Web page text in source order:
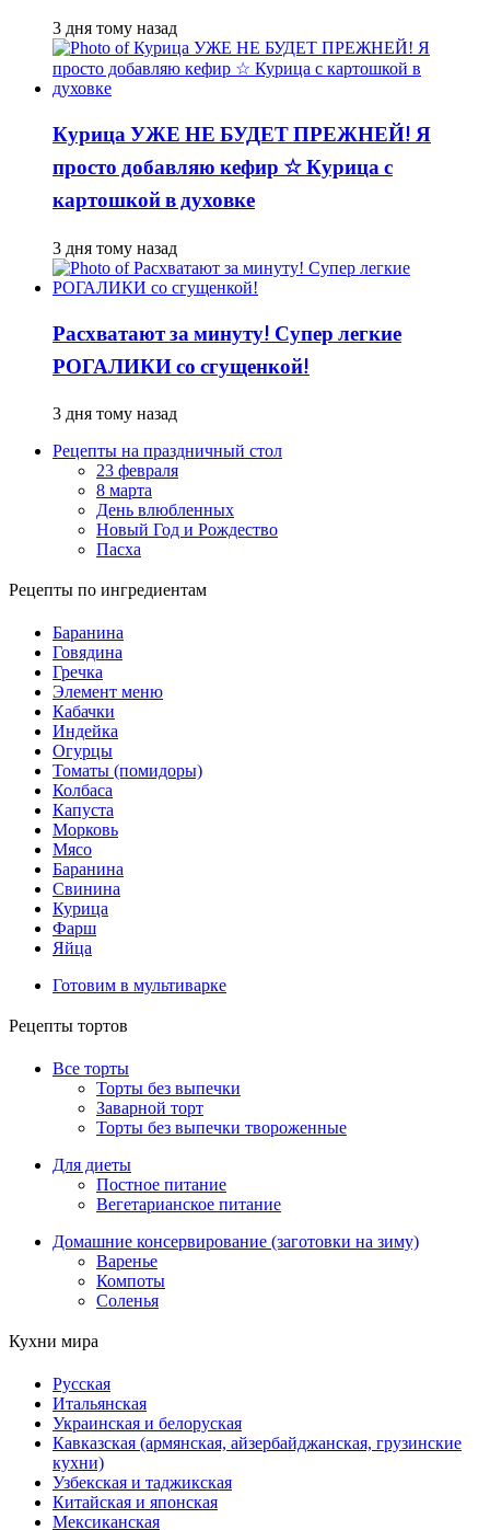
3 дня тому назад
Курица УЖЕ НЕ БУДЕТ ПРЕЖНЕЙ! Я
просто добавляю кефир ☆ Курица с
картошкой в духовке
3 дня тому назад
Расхватают за минуту! Супер легкие
РОГАЛИКИ со сгущенкой!
3 дня тому назад
Рецепты на праздничный стол
23 февраля
8 марта
День влюбленных
Новый Год и Рождество
Пасха
Рецепты по ингредиентам
Баранина
Говядина
Гречка
Элемент меню
Кабачки
Индейка
Огурцы
Томаты (помидоры)
Колбаса
Капуста
Морковь
Мясо
Баранина
Свинина
Курица
Фарш
Яйца
Готовим в мультиварке
Рецепты тортов
Все торты
Торты без выпечки
Заварной торт
Торты без выпечки твороженные
Для диеты
Постное питание
Вегетарианское питание
Домашние консервирование (заготовки на зиму)
Варенье
Компоты
Соленья
Кухни мира
Русская
Итальянская
Украинская и белоруская
Кавказская (армянская, айзербайджанская, грузинские
кухни)
Узбекская и таджикская
Китайская и японская
Мексиканская